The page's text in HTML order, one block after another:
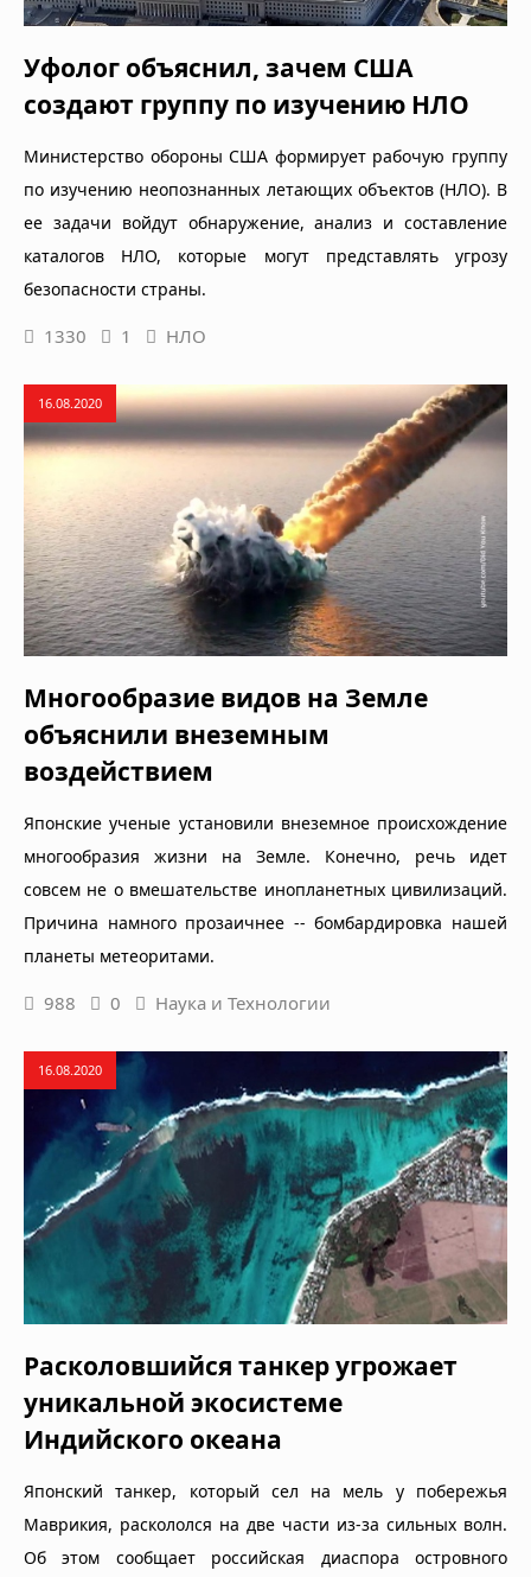
Уфолог объяснил, зачем США
создают группу по изучению НЛО
Министерство обороны США формирует рабочую группу
по изучению неопознанных летающих объектов (НЛО). В
ее задачи войдут обнаружение, анализ и составление
каталогов НЛО, которые могут представлять угрозу
безопасности страны.
1330 1 НЛО
16.08.2020
Многообразие видов на Земле
объяснили внеземным
воздействием
Японские ученые установили внеземное происхождение
многообразия жизни на Земле. Конечно, речь идет
совсем не о вмешательстве инопланетных цивилизаций.
Причина намного прозаичнее -- бомбардировка нашей
планеты метеоритами.
988 0 Наука и Технологии
16.08.2020
Расколовшийся танкер угрожает
уникальной экосистеме
Индийского океана
Японский танкер, который сел на мель у побережья
Маврикия, раскололся на две части из-за сильных волн.
Об этом сообщает российская диаспора островного